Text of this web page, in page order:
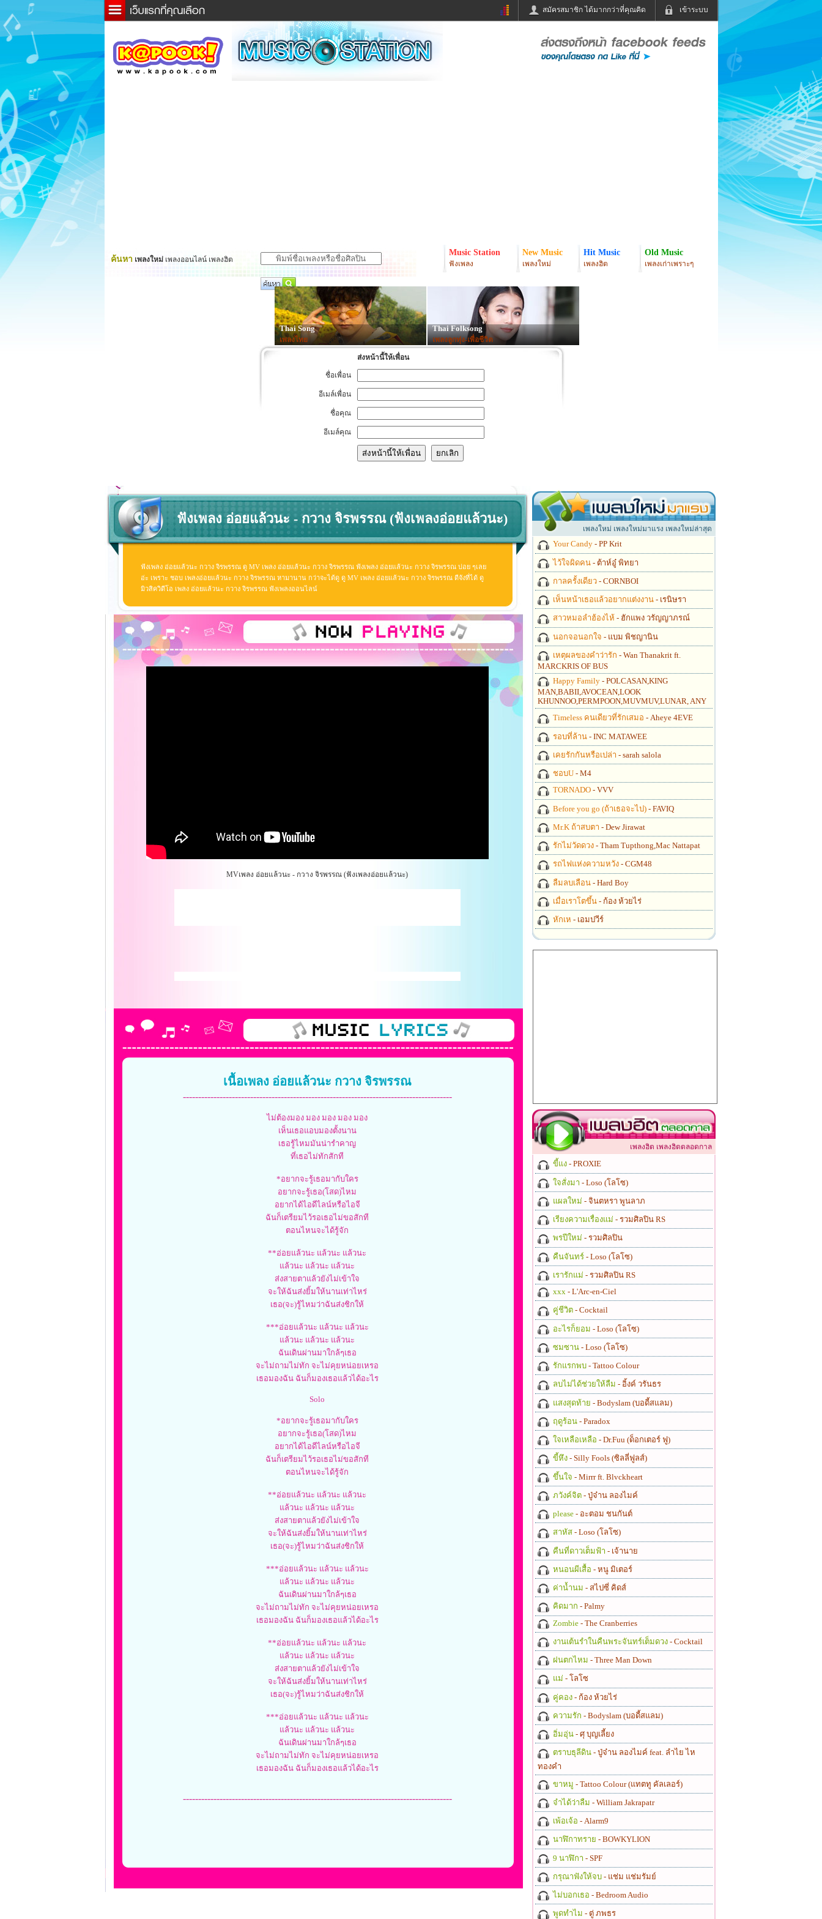
เข้าระบบ
สมัครสมาชิก ได้มากกว่าที่คุณคิด
ข่าวด่วน ข่าวสั้น
ละคร
หนังใหม่
ฟังวิทยุออนไลน์
หมากรุกไทย
Email
ค้นหา เพลงใหม่ เพลงออนไลน์ เพลงฮิต
Music Station
ฟังเพลง
New Music
เพลงใหม่
Hit Music
เพลงฮิต
Old Music
เพลงเก่าเพราะๆ
Thai Song
เพลงไทย
Thai Folksong
เพลงลูกทุ่ง-เพื่อชีวิต
ส่งหน้านี้ให้เพื่อน
ชื่อเพื่อน
อีเมล์เพื่อน
ชื่อคุณ
อีเมล์คุณ
ฟังเพลง อ่อยแล้วนะ - กวาง จิรพรรณ (ฟังเพลงอ่อยแล้วนะ)
ฟังเพลง อ่อยแล้วนะ กวาง จิรพรรณ ดู MV เพลง อ่อยแล้วนะ กวาง จิรพรรณ ฟังเพลง อ่อยแล้วนะ กวาง จิรพรรณ บ่อย ๆเลย
อ่ะ เพราะ ชอบ เพลงอ่อยแล้วนะ กวาง จิรพรรณ หามานาน กว่าจะได้ดู ดู MV เพลง อ่อยแล้วนะ กวาง จิรพรรณ ดีจังที่ได้ ดู
มิวสิควิดีโอ เพลง อ่อยแล้วนะ กวาง จิรพรรณ ฟังเพลงออนไลน์
MVเพลง อ่อยแล้วนะ - กวาง จิรพรรณ (ฟังเพลงอ่อยแล้วนะ)
เนื้อเพลง อ่อยแล้วนะ กวาง จิรพรรณ
----------------------------------------------------------------------------------------
ไม่ต้องมอง มอง มอง มอง มอง
เห็นเธอแอบมองตั้งนาน
เธอรู้ไหมมันน่ารำคาญ
ที่เธอไม่ทักสักที
*อยากจะรู้เธอมากับใคร
อยากจะรู้เธอ(โสด)ไหม
อยากได้ไอดีไลน์หรือไอจี
ฉันก็เตรียมไว้รอเธอไม่ขอสักที
ตอนไหนจะได้รู้จัก
**อ่อยแล้วนะ แล้วนะ แล้วนะ
แล้วนะ แล้วนะ แล้วนะ
ส่งสายตาแล้วยังไม่เข้าใจ
จะให้ฉันส่งยิ้มให้นานเท่าไหร่
เธอ(จะ)รู้ไหมว่าฉันส่งชิกให้
***อ่อยแล้วนะ แล้วนะ แล้วนะ
แล้วนะ แล้วนะ แล้วนะ
ฉันเดินผ่านมาใกล้ๆเธอ
จะไม่ถามไม่ทัก จะไม่คุยหน่อยเหรอ
เธอมองฉัน ฉันก็มองเธอแล้วได้อะไร
Solo
*อยากจะรู้เธอมากับใคร
อยากจะรู้เธอ(โสด)ไหม
อยากได้ไอดีไลน์หรือไอจี
ฉันก็เตรียมไว้รอเธอไม่ขอสักที
ตอนไหนจะได้รู้จัก
**อ่อยแล้วนะ แล้วนะ แล้วนะ
แล้วนะ แล้วนะ แล้วนะ
ส่งสายตาแล้วยังไม่เข้าใจ
จะให้ฉันส่งยิ้มให้นานเท่าไหร่
เธอ(จะ)รู้ไหมว่าฉันส่งชิกให้
***อ่อยแล้วนะ แล้วนะ แล้วนะ
แล้วนะ แล้วนะ แล้วนะ
ฉันเดินผ่านมาใกล้ๆเธอ
จะไม่ถามไม่ทัก จะไม่คุยหน่อยเหรอ
เธอมองฉัน ฉันก็มองเธอแล้วได้อะไร
**อ่อยแล้วนะ แล้วนะ แล้วนะ
แล้วนะ แล้วนะ แล้วนะ
ส่งสายตาแล้วยังไม่เข้าใจ
จะให้ฉันส่งยิ้มให้นานเท่าไหร่
เธอ(จะ)รู้ไหมว่าฉันส่งชิกให้
***อ่อยแล้วนะ แล้วนะ แล้วนะ
แล้วนะ แล้วนะ แล้วนะ
ฉันเดินผ่านมาใกล้ๆเธอ
จะไม่ถามไม่ทัก จะไม่คุยหน่อยเหรอ
เธอมองฉัน ฉันก็มองเธอแล้วได้อะไร
----------------------------------------------------------------------------------------
เพลงใหม่ เพลงใหม่มาแรง เพลงใหม่ล่าสุด
Your Candy - PP Krit
ไว้ใจผิดคน - ต้าห์อู๋ พิทยา
กาลครั้งเดียว - CORNBOI
เห็นหน้าเธอแล้วอยากแต่งงาน - เรนิษรา
สาวหมอลำฮ้องไห้ - ฮักแพง วรัญญาภรณ์
นอกจอนอกใจ - แบม พิชญานิน
เหตุผลของคำว่ารัก - Wan Thanakrit ft.
MARCKRIS OF BUS
Happy Family - POLCASAN,KING
MAN,BABII,AVOCEAN,LOOK
KHUNNOO,PERMPOON,MUVMUV,LUNAR, ANY
Timeless คนเดียวที่รักเสมอ - Aheye 4EVE
รอบที่ล้าน - INC MATAWEE
เคยรักกันหรือเปล่า - sarah salola
ชอบU - M4
TORNADO - VVV
Before you go (ถ้าเธอจะไป) - FAVIQ
Mr.K ถ้าสบตา - Dew Jirawat
รักไม่วัดดวง - Tham Tupthong,Mac Nattapat
รถไฟแห่งความหวัง - CGM48
ลืมลบเลือน - Hard Boy
เมื่อเราโตขึ้น - ก้อง ห้วยไร่
หักเห - เอมปวีร์
เพลงฮิต เพลงฮิตตลอดกาล
ขี้แง - PROXIE
ใจสั่งมา - Loso (โลโซ)
แผลใหม่ - จินตหรา พูนลาภ
เรียงความเรื่องแม่ - รวมศิลปิน RS
พรปีใหม่ - รวมศิลปิน
คืนจันทร์ - Loso (โลโซ)
เรารักแม่ - รวมศิลปิน RS
xxx - L'Arc-en-Ciel
คู่ชีวิต - Cocktail
อะไรก็ยอม - Loso (โลโซ)
ซมซาน - Loso (โลโซ)
รักแรกพบ - Tattoo Colour
ลบไม่ได้ช่วยให้ลืม - อิ้งค์ วรันธร
แสงสุดท้าย - Bodyslam (บอดี้สแลม)
ฤดูร้อน - Paradox
ใจเหลือเหลือ - Dr.Fuu (ด็อกเตอร์ ฟู)
ขี้หึง - Silly Fools (ซิลลี่ฟูลส์)
ขึ้นใจ - Mirrr ft. Blvckheart
ภวังค์จิต - ปู่จ๋าน ลองไมค์
please - อะตอม ชนกันต์
สาหัส - Loso (โลโซ)
คืนที่ดาวเต็มฟ้า - เจ้านาย
หนอนผีเสื้อ - หนู มิเตอร์
ค่าน้ำนม - สไปซี่ คิดส์
คิดมาก - Palmy
Zombie - The Cranberries
งานเต้นรำในคืนพระจันทร์เต็มดวง - Cocktail
ฝนตกไหม - Three Man Down
แม่ - โลโซ
คู่คอง - ก้อง ห้วยไร่
ความรัก - Bodyslam (บอดี้สแลม)
อิ่มอุ่น - ศุ บุญเลี้ยง
ตราบธุลีดิน - ปู่จ๋าน ลองไมค์ feat. ลำไย ไห
ทองคำ
ขาหมู - Tattoo Colour (แทตทู คัลเลอร์)
จำได้ว่าลืม - William Jakrapatr
เพ้อเจ้อ - Alarm9
นาฬิกาทราย - BOWKYLION
9 นาฬิกา - SPF
กรุณาฟังให้จบ - แช่ม แช่มรัมย์
ไม่บอกเธอ - Bedroom Audio
พูดทำไม - ตู่ ภพธร